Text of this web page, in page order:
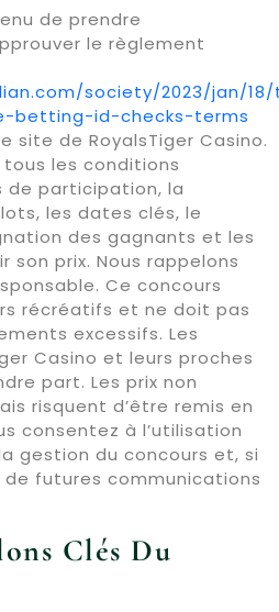
de prendre
le règlement
society/2023/jan/
betting-id-checks-terms
site de RoyalsTiger Casino.
les conditions
de participation, la
les dates clés, le
des gagnants et les
son prix. Nous rappelons
Ce concours
récréatifs et ne doit pas
excessifs. Les
Casino et leurs proches
part. Les prix non
risquent d’être remis en
consentez à l’utilisation
gestion du concours et, si
futures communications
Clés Du